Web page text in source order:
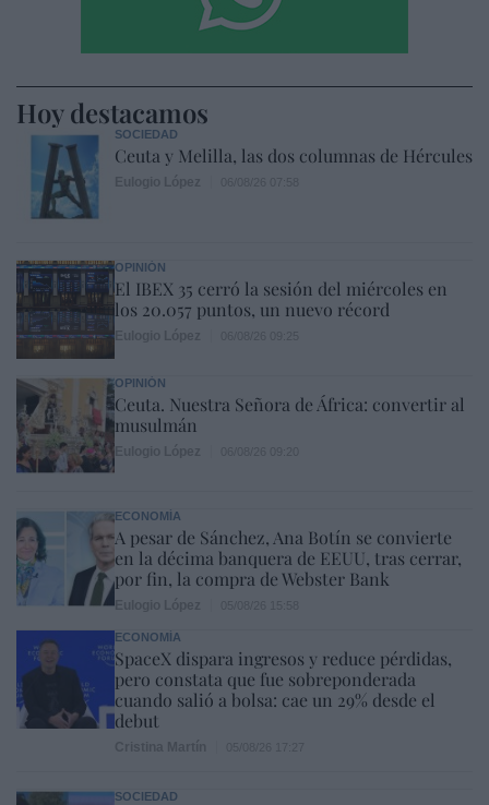
Hoy destacamos
SOCIEDAD
Ceuta y Melilla, las dos columnas de Hércules
OPINIÓN
El IBEX 35 cerró la sesión del miércoles en
los 20.057 puntos, un nuevo récord
OPINIÓN
Ceuta. Nuestra Señora de África: convertir al
musulmán
ECONOMÍA
A pesar de Sánchez, Ana Botín se convierte
en la décima banquera de EEUU, tras cerrar,
por fin, la compra de Webster Bank
ECONOMÍA
SpaceX dispara ingresos y reduce pérdidas,
pero constata que fue sobreponderada
cuando salió a bolsa: cae un 29% desde el
debut
SOCIEDAD